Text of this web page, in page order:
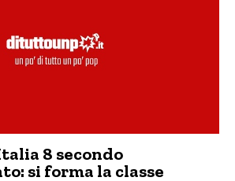
8 secondo
si forma la classe